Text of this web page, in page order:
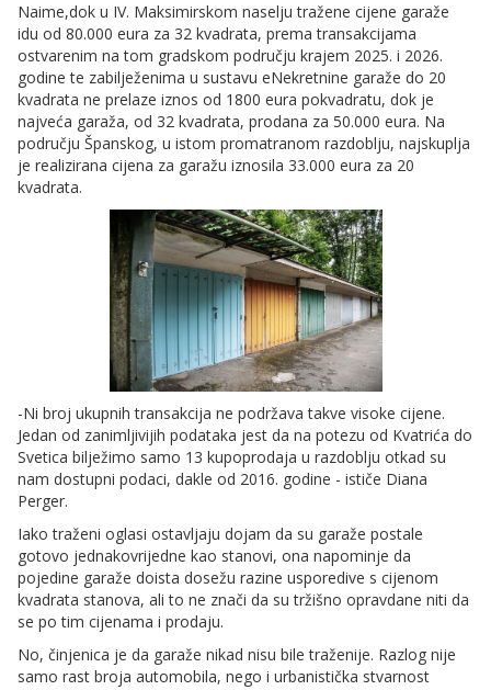
Naime,dok u IV. Maksimirskom naselju tražene cijene garaže
idu od 80.000 eura za 32 kvadrata, prema transakcijama
ostvarenim na tom gradskom području krajem 2025. i 2026.
godine te zabilježenima u sustavu eNekretnine garaže do 20
kvadrata ne prelaze iznos od 1800 eura pokvadratu, dok je
najveća garaža, od 32 kvadrata, prodana za 50.000 eura. Na
području Španskog, u istom promatranom razdoblju, najskuplja
je realizirana cijena za garažu iznosila 33.000 eura za 20
kvadrata.
-Ni broj ukupnih transakcija ne podržava takve visoke cijene.
Jedan od zanimljivijih podataka jest da na potezu od Kvatrića do
Svetica bilježimo samo 13 kupoprodaja u razdoblju otkad su
nam dostupni podaci, dakle od 2016. godine - ističe Diana
Perger.
Iako traženi oglasi ostavljaju dojam da su garaže postale
gotovo jednakovrijedne kao stanovi, ona napominje da
pojedine garaže doista dosežu razine usporedive s cijenom
kvadrata stanova, ali to ne znači da su tržišno opravdane niti da
se po tim cijenama i prodaju.
No, činjenica je da garaže nikad nisu bile traženije. Razlog nije
samo rast broja automobila, nego i urbanistička stvarnost